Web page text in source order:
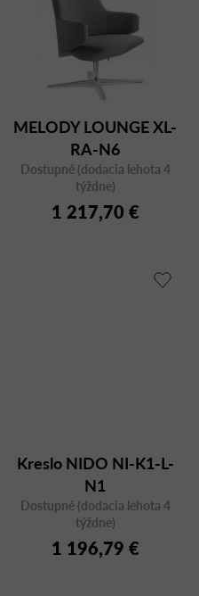
MELODY LOUNGE XL-
RA-N6
Dostupné (dodacia lehota 4
týždne)
1 217,70 €
Kreslo NIDO NI-K1-L-
N1
Dostupné (dodacia lehota 4
týždne)
1 196,79 €